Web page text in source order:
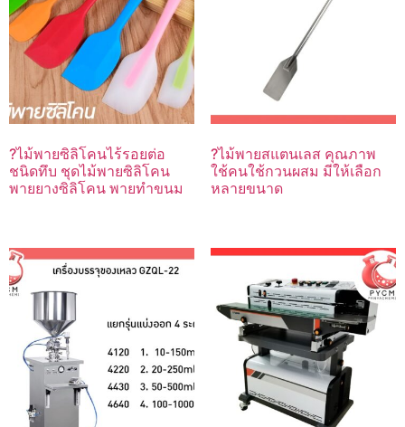
?ไม้พายซิลิโคนไร้รอยต่อ
ชนิดทึบ ชุดไม้พายซิลิโคน
พายยางซิลิโคน พายทำขนม
?ไม้พายสแตนเลส คุณภาพ
ใช้คนใช้กวนผสม มีให้เลือก
หลายขนาด